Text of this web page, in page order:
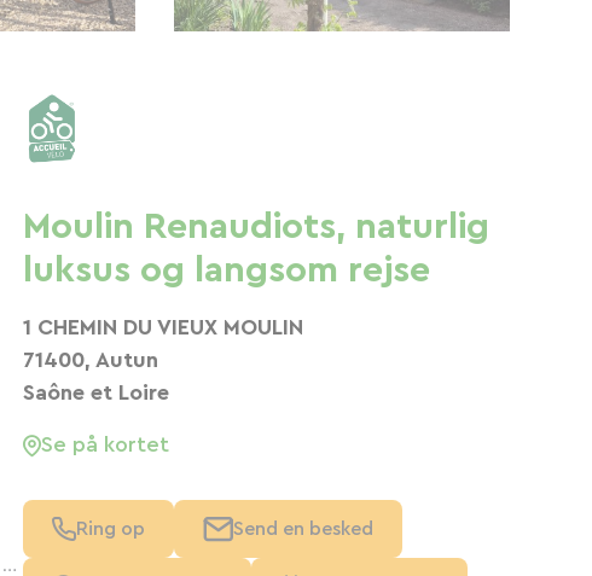
Moulin Renaudiots, naturlig
luksus og langsom rejse
1 CHEMIN DU VIEUX MOULIN
71400, Autun
Saône et Loire
Se på kortet
Ring op Send en besked